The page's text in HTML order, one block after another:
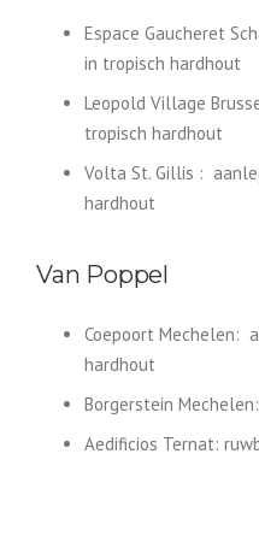
Espace Gaucheret
in tropisch hardhout
Leopold Village
tropisch hardhout
Volta St. Gillis :
hardhout
Van Poppel
Coepoort Mechelen:
hardhout
Borgerstein
Aedificios Ternat: